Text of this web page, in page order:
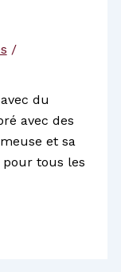
/
du
avec des
et sa
pour tous les